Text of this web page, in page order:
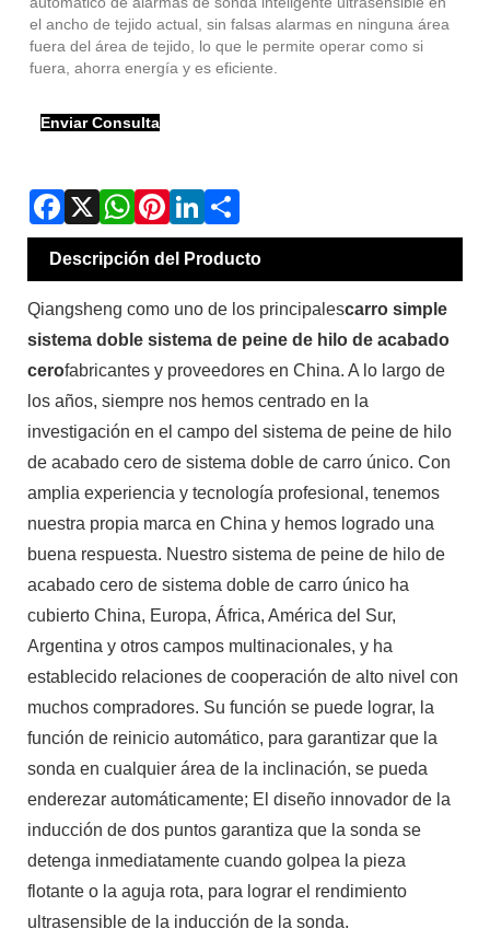
el ancho de tejido actual, sin falsas alarmas en ninguna área
fuera del área de tejido, lo que le permite operar como si
fuera, ahorra energía y es eficiente.
Enviar Consulta
Descripción del Producto
Qiangsheng como uno de los principalescarro simple
sistema doble sistema de peine de hilo de acabado
cerofabricantes y proveedores en China. A lo largo de
los años, siempre nos hemos centrado en la
investigación en el campo del sistema de peine de hilo
de acabado cero de sistema doble de carro único. Con
amplia experiencia y tecnología profesional, tenemos
nuestra propia marca en China y hemos logrado una
buena respuesta. Nuestro sistema de peine de hilo de
acabado cero de sistema doble de carro único ha
cubierto China, Europa, África, América del Sur,
Argentina y otros campos multinacionales, y ha
establecido relaciones de cooperación de alto nivel con
muchos compradores. Su función se puede lograr, la
función de reinicio automático, para garantizar que la
sonda en cualquier área de la inclinación, se pueda
enderezar automáticamente; El diseño innovador de la
inducción de dos puntos garantiza que la sonda se
detenga inmediatamente cuando golpea la pieza
flotante o la aguja rota, para lograr el rendimiento
ultrasensible de la inducción de la sonda.